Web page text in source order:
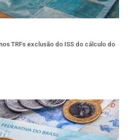
TRFs exclusão do ISS do cálculo do